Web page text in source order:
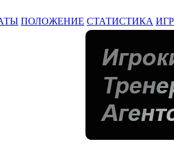
ПОЛОЖЕНИЕ СТАТИСТИКА